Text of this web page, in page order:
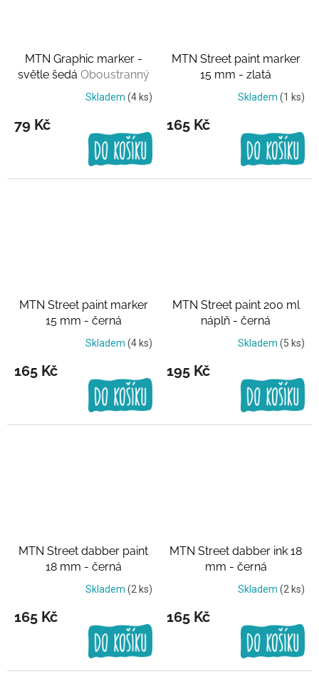
MTN Graphic marker -
světle šedá Oboustranný
Skladem (4 ks)
79 Kč
MTN Street paint marker
15 mm - zlatá
Skladem (1 ks)
165 Kč
MTN Street paint marker
15 mm - černá
Skladem (4 ks)
165 Kč
MTN Street paint 200 ml
náplň - černá
Skladem (5 ks)
195 Kč
MTN Street dabber paint
18 mm - černá
Skladem (2 ks)
165 Kč
MTN Street dabber ink 18
mm - černá
Skladem (2 ks)
165 Kč